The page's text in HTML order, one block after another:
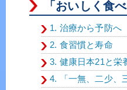
「おいしく食
1. 治療から予防へ
2. 食習慣と寿命
3. 健康日本21と栄
4. 「一無、二少、